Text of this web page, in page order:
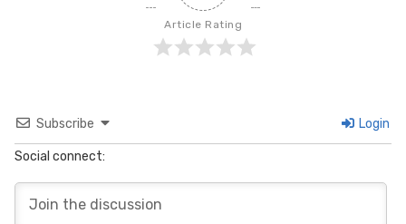
Article Rating
Subscribe Login
Social connect: